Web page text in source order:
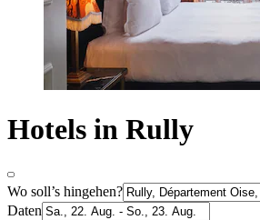
Hotels in Rully
Wo soll’s hingehen?
Daten